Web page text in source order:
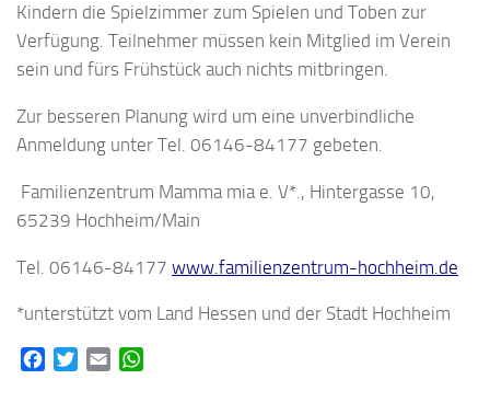
Kindern die Spielzimmer zum Spielen und Toben zur
Verfügung. Teilnehmer müssen kein Mitglied im Verein
sein und fürs Frühstück auch nichts mitbringen.
Zur besseren Planung wird um eine unverbindliche
Anmeldung unter Tel. 06146-84177 gebeten.
Familienzentrum Mamma mia e. V*., Hintergasse 10,
65239 Hochheim/Main
Tel. 06146-84177 www.familienzentrum-hochheim.de
*unterstützt vom Land Hessen und der Stadt Hochheim
FacebookTwitterEmail